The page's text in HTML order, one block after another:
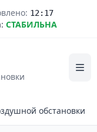
12:17
СТАБИЛЬНА
обстановки